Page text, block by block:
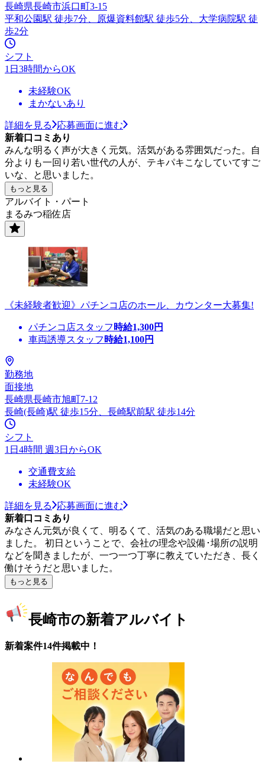
長崎県長崎市浜口町3-15
平和公園駅 徒歩7分、原爆資料館駅 徒歩5分、大学病院駅 徒
歩2分
シフト
1日3時間からOK
未経験OK
まかないあり
詳細を見る
応募画面に進む
新着口コミあり
みんな明るく声が大きく元気。活気がある雰囲気だった。自
分よりも一回り若い世代の人が、テキパキこなしていてすご
いな、と思いました。
もっと見る
アルバイト・パート
まるみつ稲佐店
《未経験者歓迎》パチンコ店のホール、カウンター大募集!
パチンコ店スタッフ 時給1,300円
車両誘導スタッフ 時給1,100円
勤務地
面接地
長崎県長崎市旭町7-12
長崎(長崎)駅 徒歩15分、長崎駅前駅 徒歩14分
シフト
1日4時間 週3日からOK
交通費支給
未経験OK
詳細を見る
応募画面に進む
新着口コミあり
みなさん元気が良くて、明るくて、活気のある職場だと思い
ました。 初日ということで、会社の理念や設備･場所の説明
などを聞きましたが、一つ一つ丁寧に教えていただき、長く
働けそうだと思いました。
もっと見る
長崎市の新着アルバイト
新着案件14件掲載中！